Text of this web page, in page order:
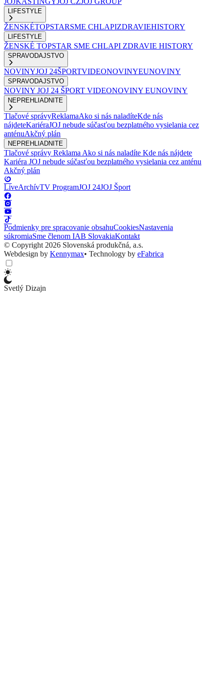
LIFESTYLE
ŽENSKÉTOPSTARSME CHLAPIZDRAVIEHISTORY
LIFESTYLE
ŽENSKÉ TOPSTAR SME CHLAPI ZDRAVIE HISTORY
SPRAVODAJSTVO
NOVINYJOJ 24ŠPORTVIDEONOVINYEUNOVINY
SPRAVODAJSTVO
NOVINY JOJ 24 ŠPORT VIDEONOVINY EUNOVINY
NEPREHLIADNITE
Tlačové správyReklamaAko si nás naladíteKde nás
nájdeteKariéraJOJ nebude súčasťou bezplatného vysielania cez
anténuAkčný plán
NEPREHLIADNITE
Tlačové správy ReklamaAko si nás naladíte Kde nás nájdete
Kariéra JOJ nebude súčasťou bezplatného vysielania cez anténu
Akčný plán
LiveArchívTV ProgramJOJ 24JOJ Šport
Podmienky pre spracovanie obsahuCookiesNastavenia
súkromiaSme členom IAB SlovakiaKontakt
© Copyright 2026 Slovenská produkčná, a.s.
Webdesign by Kennymax• Technology by eFabrica
Svetlý Dizajn